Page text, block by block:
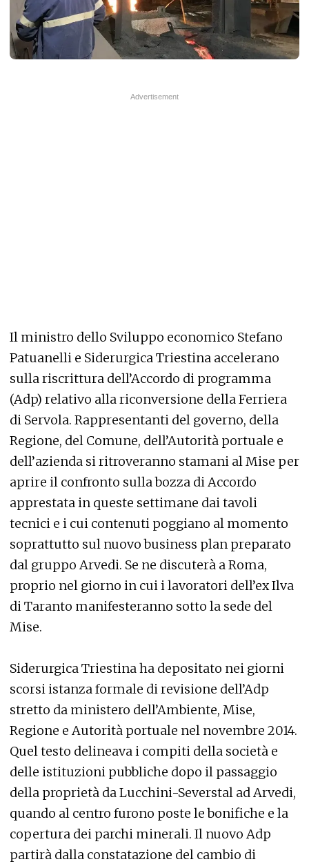
Il ministro dello Sviluppo economico Stefano
Patuanelli e Siderurgica Triestina accelerano
sulla riscrittura dell’Accordo di programma
(Adp) relativo alla riconversione della Ferriera
di Servola. Rappresentanti del governo, della
Regione, del Comune, dell’Autorità portuale e
dell’azienda si ritroveranno stamani al Mise per
aprire il confronto sulla bozza di Accordo
apprestata in queste settimane dai tavoli
tecnici e i cui contenuti poggiano al momento
soprattutto sul nuovo business plan preparato
dal gruppo Arvedi. Se ne discuterà a Roma,
proprio nel giorno in cui i lavoratori dell’ex Ilva
di Taranto manifesteranno sotto la sede del
Mise.
Siderurgica Triestina ha depositato nei giorni
scorsi istanza formale di revisione dell’Adp
stretto da ministero dell’Ambiente, Mise,
Regione e Autorità portuale nel novembre 2014.
Quel testo delineava i compiti della società e
delle istituzioni pubbliche dopo il passaggio
della proprietà da Lucchini-Severstal ad Arvedi,
quando al centro furono poste le bonifiche e la
copertura dei parchi minerali. Il nuovo Adp
partirà dalla constatazione del cambio di